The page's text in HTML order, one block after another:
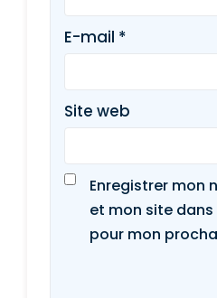
E-mail *
Site web
Enregistrer mon
et mon site
pour mon